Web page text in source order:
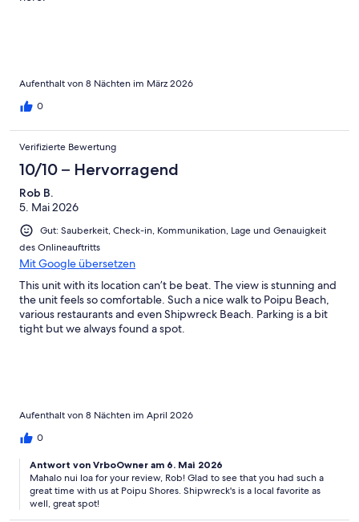
Aufenthalt von 8 Nächten im März 2026
0
Verifizierte Bewertung
10/10 – Hervorragend
Rob B.
5. Mai 2026
Gut: Sauberkeit, Check-in, Kommunikation, Lage und Genauigkeit
des Onlineauftritts
Mit Google übersetzen
This unit with its location can’t be beat. The view is stunning and
the unit feels so comfortable. Such a nice walk to Poipu Beach,
various restaurants and even Shipwreck Beach. Parking is a bit
tight but we always found a spot.
Aufenthalt von 8 Nächten im April 2026
0
Antwort von VrboOwner am 6. Mai 2026
Mahalo nui loa for your review, Rob! Glad to see that you had such a
great time with us at Poipu Shores. Shipwreck's is a local favorite as
well, great spot!